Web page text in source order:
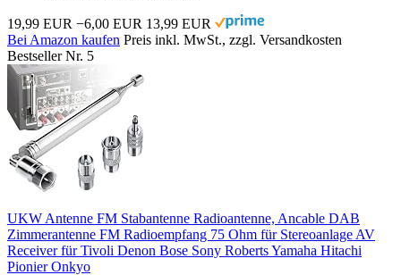
19,99 EUR −6,00 EUR 13,99 EUR
Bei Amazon kaufen Preis inkl. MwSt., zzgl. Versandkosten
Bestseller Nr. 5
UKW Antenne FM Stabantenne Radioantenne, Ancable DAB
Zimmerantenne FM Radioempfang 75 Ohm für Stereoanlage AV
Receiver für Tivoli Denon Bose Sony Roberts Yamaha Hitachi
Pionier Onkyo